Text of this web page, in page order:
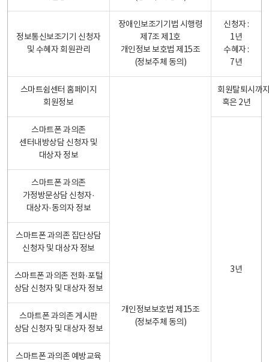
정보통신보조기기 신청자
및 수혜자 회원관리
장애인보조기기법 시행령
제7조 제1호
개인정보 보호법 제15조
(정보주체 동의)
신청자 :
1년
수혜자 :
7년
스마트쉼센터 홈페이지
회원정보
개인정보보호법 제15조
(정보주체 동의)
회원탈퇴시까
혹은 2년
스마트폰 과의존
센터내방상담 신청자 및
대상자 정보
3년
스마트폰 과의존
가정방문상담 신청자·
대상자·동의자 정보
스마트폰 과의존 집단상담
신청자 및 대상자 정보
스마트폰 과의존 전화·포털
상담 신청자 및 대상자 정보
스마트폰 과의존 게시판
상담 신청자 및 대상자 정보
스마트폰 과의존 예방교육